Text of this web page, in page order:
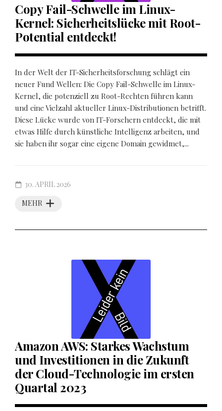
Copy Fail-Schwelle im Linux-
Kernel: Sicherheitslücke mit Root-
Potential entdeckt!
In der Welt der IT-Sicherheitsforschung schlägt ein
neuer Fund Wellen: Die Copy Fail-Schwelle im Linux-
Kernel, die potenziell zu Root-Rechten führen kann
und eine Vielzahl aktueller Linux-Distributionen betrifft.
Diese Lücke wurde von IT-Forschern entdeckt, die mit
etwas Hilfe durch künstliche Intelligenz arbeiten, und
sie haben ihr sogar eine eigene Domain gewidmet,...
MEHR
30. APRIL 2026
Amazon AWS: Starkes Wachstum
und Investitionen in die Zukunft
der Cloud-Technologie im ersten
Quartal 2023